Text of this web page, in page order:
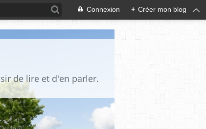
Connexion + Créer mon blog
de lire et d'en parler.